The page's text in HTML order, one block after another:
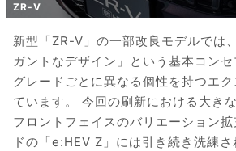
ZR-V
新型「ZR-V」の一部改良モデルでは
ガントなデザイン」という基本コンセ
グレードごとに異なる個性を持つエ
ています。 今回の刷新における大き
フロントフェイスのバリエーション
ドの「e:HEV Z」には引き続き洗練